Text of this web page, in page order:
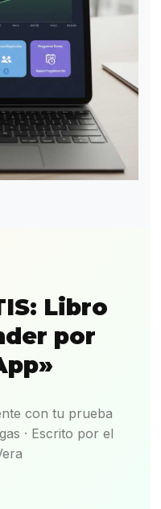
Libro
por
con tu prueba
· Escrito por el